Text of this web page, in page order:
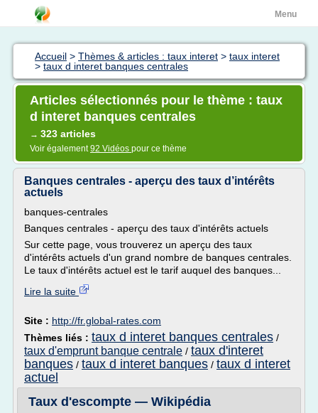
Menu
Accueil > Thèmes & articles : taux interet > taux interet
> taux d interet banques centrales
Articles sélectionnés pour le thème : taux
d interet banques centrales
→ 323 articles
Voir également92 Vidéos pour ce thème
Banques centrales - aperçu des taux d’intérêts
actuels
banques-centrales
Banques centrales - aperçu des taux d'intérêts actuels
Sur cette page, vous trouverez un aperçu des taux
d'intérêts actuels d'un grand nombre de banques centrales.
Le taux d'intérêts actuel est le tarif auquel des banques...
Lire la suite
Site : http://fr.global-rates.com
Thèmes liés : taux d interet banques centrales /
taux d'emprunt banque centrale / taux d'interet
banques / taux d interet banques / taux d interet
actuel
Taux d'escompte — Wikipédia